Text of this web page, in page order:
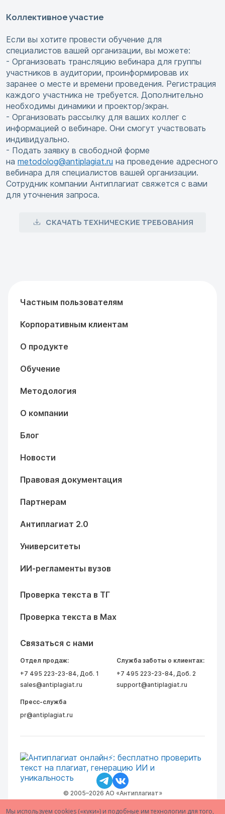
Мы используем cookies («куки») и подобные им технологии для того,
Коллективное участие
Если вы хотите провести обучение для
специалистов вашей организации, вы можете:
- Организовать трансляцию вебинара для группы
участников в аудитории, проинформировав их
заранее о месте и времени проведения. Регистрация
каждого участника не требуется. Дополнительно
необходимы динамики и проектор/экран.
- Организовать рассылку для ваших коллег с
информацией о вебинаре. Они смогут участвовать
индивидуально.
- Подать заявку в свободной форме
на metodolog@antiplagiat.ru на проведение адресного
вебинара для специалистов вашей организации.
Сотрудник компании Антиплагиат свяжется с вами
для уточнения запроса.
СКАЧАТЬ ТЕХНИЧЕСКИЕ ТРЕБОВАНИЯ
Частным пользователям
Корпоративным клиентам
О продукте
Обучение
Методология
О компании
Блог
Новости
Правовая документация
Партнерам
Антиплагиат 2.0
Университеты
ИИ-регламенты вузов
Проверка текста в ТГ
Проверка текста в Max
Связаться с нами
Отдел продаж:
+7 495 223-23-84, Доб. 1
sales@antiplagiat.ru
Служба заботы о клиентах:
+7 495 223-23-84, Доб. 2
support@antiplagiat.ru
Пресс-служба
pr@antiplagiat.ru
© 2005–2026 АО «Антиплагиат»